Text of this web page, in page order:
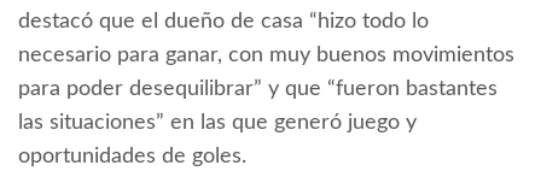
destacó que el dueño de casa “hizo todo lo
necesario para ganar, con muy buenos movimientos
para poder desequilibrar” y que “fueron bastantes
las situaciones” en las que generó juego y
oportunidades de goles.